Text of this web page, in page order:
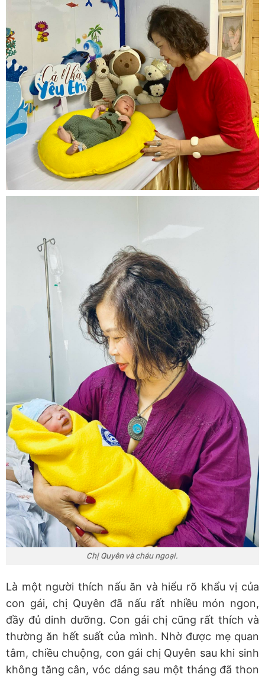
Chị Quyên và cháu ngoại.
Là một người thích nấu ăn và hiểu rõ khẩu vị của
con gái, chị Quyên đã nấu rất nhiều món ngon,
đầy đủ dinh dưỡng. Con gái chị cũng rất thích và
thường ăn hết suất của mình. Nhờ được mẹ quan
tâm, chiều chuộng, con gái chị Quyên sau khi sinh
không tăng cân, vóc dáng sau một tháng đã thon